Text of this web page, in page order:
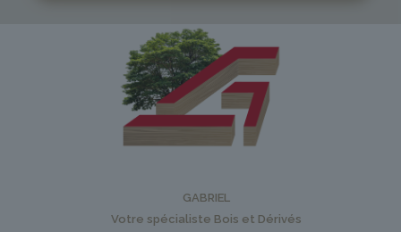
GABRIEL
Votre spécialiste Bois et Dérivés